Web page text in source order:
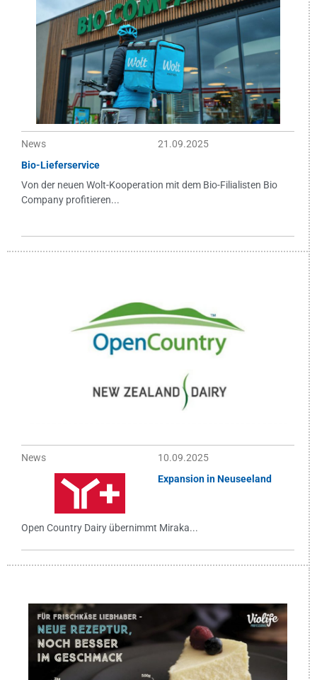
News
21.09.2025
Bio-Lieferservice
Von der neuen Wolt-Kooperation mit dem Bio-Filialisten Bio
Company profitieren...
News
10.09.2025
Expansion in Neuseeland
Open Country Dairy übernimmt Miraka...